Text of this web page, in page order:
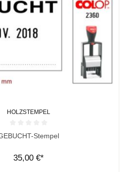
HOLZSTEMPEL
von 0 von 5 Sternen
Stempel
35,00 €*